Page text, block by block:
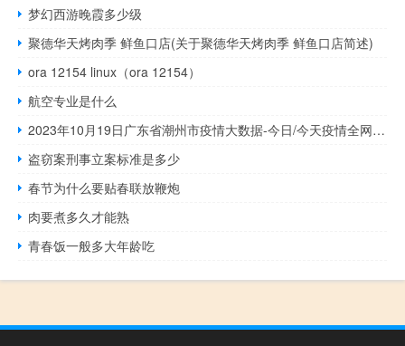
梦幻西游晚霞多少级
聚德华天烤肉季 鲜鱼口店(关于聚德华天烤肉季 鲜鱼口店简述)
ora 12154 linux（ora 12154）
航空专业是什么
2023年10月19日广东省潮州市疫情大数据-今日/今天疫情全网搜索最新实时消息动态情况通知播报
盗窃案刑事立案标准是多少
春节为什么要贴春联放鞭炮
肉要煮多久才能熟
青春饭一般多大年龄吃